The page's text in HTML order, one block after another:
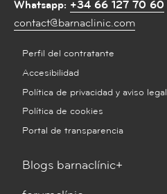
Whatsapp: +34 66 127 70 60
contact@barnaclinic.com
Perfil del contratante
Accesibilidad
Política de privacidad y aviso legal
Política de cookies
Portal de transparencia
Blogs barnaclínic+